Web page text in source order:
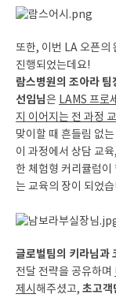
또한, 이번 LA 오픈의
진행되었는데요!
람스병원의 조아라
선임님은 LAMS 프로
지 이어지는 전 과정
맞이할 때 흔들림 없
이 과정에서 상담 교
한 체험형 커리큘럼이
는 교육의 장이 되었습
글로벌팀의 키라님과
전달 전략을 공유하며
제시 해주셨고, 초고객